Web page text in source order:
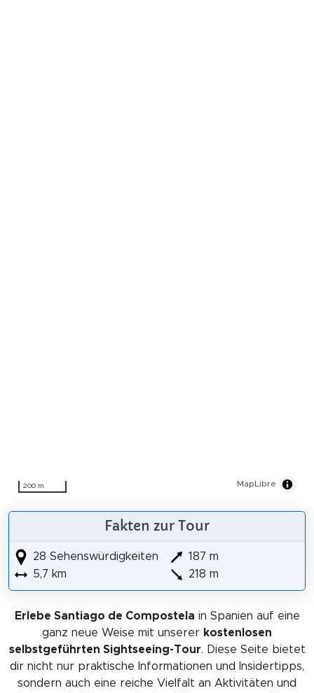
200 m MapLibre
Fakten zur Tour
28 Sehenswürdigkeiten
5,7 km
187 m
218 m
Erlebe Santiago de Compostela in Spanien auf eine
ganz neue Weise mit unserer kostenlosen
selbstgeführten Sightseeing-Tour. Diese Seite bietet
dir nicht nur praktische Informationen und Insidertipps,
sondern auch eine reiche Vielfalt an Aktivitäten und